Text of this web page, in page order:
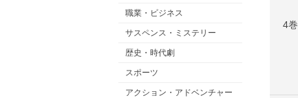
職業・ビジネス
サスペンス・ミステリー
歴史・時代劇
スポーツ
アクション・アドベンチャー
4巻